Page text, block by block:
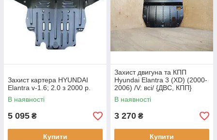
Захист картера HYUNDAI
Elantra v-1.6; 2.0 з 2000 р.
В наявності
5 095 ₴
Купити
Захист двигуна та КПП
Hyundai Elantra 3 (XD) (2000-
2006) /V: всі/ {ДВС, КПП}
В наявності
3 270 ₴
Купити